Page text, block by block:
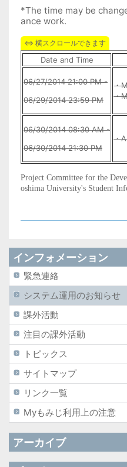
*The time may be
ance work.
Date and Time
06/27/2014 21:00 PM -
06/29/2014 23:59 PM
・
・
06/30/2014 08:30 AM -
06/30/2014 21:30 PM
・
Project Committee for the
oshima University's Student
インフォメーション
緊急連絡
システム運用のお知らせ
課外活動
注目の課外活動
トピックス
サイトマップ
リンク一覧
Myもみじ利用上の注意
アーカイブ